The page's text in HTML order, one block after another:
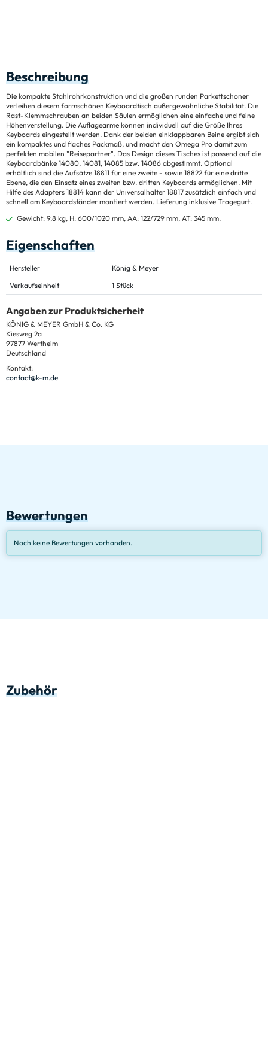
Beschreibung
Die kompakte Stahlrohrkonstruktion und die großen runden Parkettschoner
verleihen diesem formschönen Keyboardtisch außergewöhnliche Stabilität. Die
Rast-Klemmschrauben an beiden Säulen ermöglichen eine einfache und feine
Höhenverstellung. Die Auflagearme können individuell auf die Größe Ihres
Keyboards eingestellt werden. Dank der beiden einklappbaren Beine ergibt sich
ein kompaktes und flaches Packmaß, und macht den Omega Pro damit zum
perfekten mobilen "Reisepartner". Das Design dieses Tisches ist passend auf die
Keyboardbänke 14080, 14081, 14085 bzw. 14086 abgestimmt. Optional
erhältlich sind die Aufsätze 18811 für eine zweite - sowie 18822 für eine dritte
Ebene, die den Einsatz eines zweiten bzw. dritten Keyboards ermöglichen. Mit
Hilfe des Adapters 18814 kann der Universalhalter 18817 zusätzlich einfach und
schnell am Keyboardständer montiert werden. Lieferung inklusive Tragegurt.
Gewicht: 9,8 kg, H: 600/1020 mm, AA: 122/729 mm, AT: 345 mm.
Eigenschaften
Hersteller
König & Meyer
Verkaufseinheit
1 Stück
Angaben zur Produktsicherheit
KÖNIG & MEYER GmbH & Co. KG
Kiesweg 2a
97877 Wertheim
Deutschland
Kontakt:
contact@k-m.de
Bewertungen
Noch keine Bewertungen vorhanden.
Zubehör